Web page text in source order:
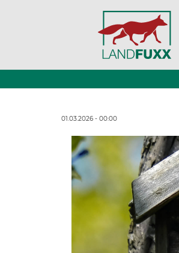
01.03.2026 - 00:00